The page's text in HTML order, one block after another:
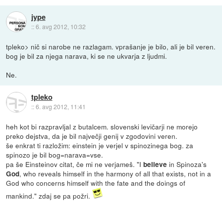
jype
::6. avg 2012, 10:32
tpleko> nič si narobe ne razlagam. vprašanje je bilo, ali je bil veren.
bog je bil za njega narava, ki se ne ukvarja z ljudmi.
Ne.
tpleko
::6. avg 2012, 11:41
heh kot bi razpravljal z butalcem. slovenski levičarji ne morejo
preko dejstva, da je bil največji genij v zgodovini veren.
še enkrat ti razložim: einstein je verjel v spinozinega bog. za
spinozo je bil bog=narava=vse.
pa še Einsteinov citat, če mi ne verjameš. "Ibelieve in Spinoza's
God, who reveals himself in the harmony of all that exists, not in a
God who concerns himself with the fate and the doings of
mankind." zdaj se pa požri.